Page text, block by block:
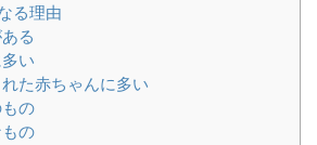
る理由
る
い
た赤ちゃんに多い
の
の